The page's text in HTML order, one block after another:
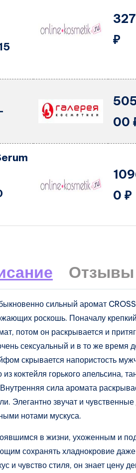
₽
00
0 ₽
сильный аромат CROSS
роскошь. Поначалу
потом он раскрывается и
сексуальный и в то же время
скрывается напористость
коктейля горького апельсина,
сила аромата
Элегантно звучат и
нотами мускуса.
в жизни, ухоженным и
сохранять хладнокровие
и чувство стиля, он знает цену